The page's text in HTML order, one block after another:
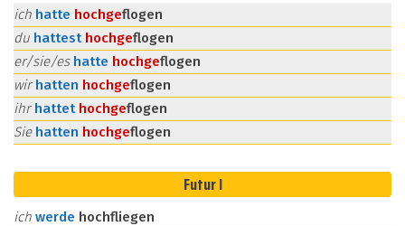
ich hatte hochgeflogen
du hattest hochgeflogen
er/sie/es hatte hochgeflogen
wirhatten hochgeflogen
ihrhattet hochgeflogen
Sie hatten hochgeflogen
Futur I
ich werde hochfliegen